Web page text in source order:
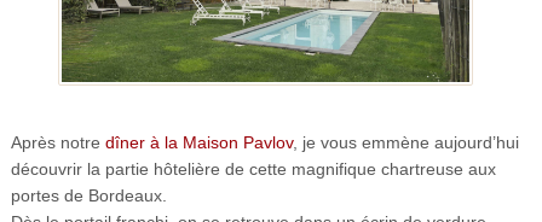
Après notre dîner à la Maison Pavlov, je vous emmène aujourd’hui
découvrir la partie hôtelière de cette magnifique chartreuse aux
portes de Bordeaux.